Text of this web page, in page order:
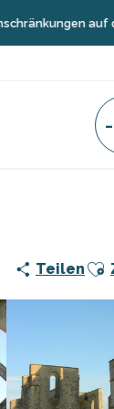
auf der Île de
des
Teilen